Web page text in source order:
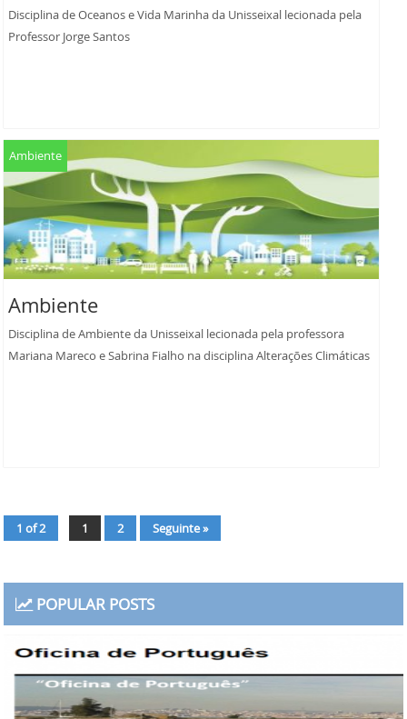
Disciplina de Oceanos e Vida Marinha da Unisseixal lecionada pela
Professor Jorge Santos
Ambiente
Ambiente
Disciplina de Ambiente da Unisseixal lecionada pela professora
Mariana Mareco e Sabrina Fialho na disciplina Alterações Climáticas
1 of 2 Page
1 Page
2 Seguinte »
POPULAR POSTS